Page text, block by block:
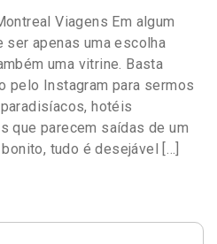
Viagens Em algum
ser apenas uma escolha
uma vitrine. Basta
pelo Instagram para sermos
hotéis
que parecem saídas de um
tudo é desejável […]